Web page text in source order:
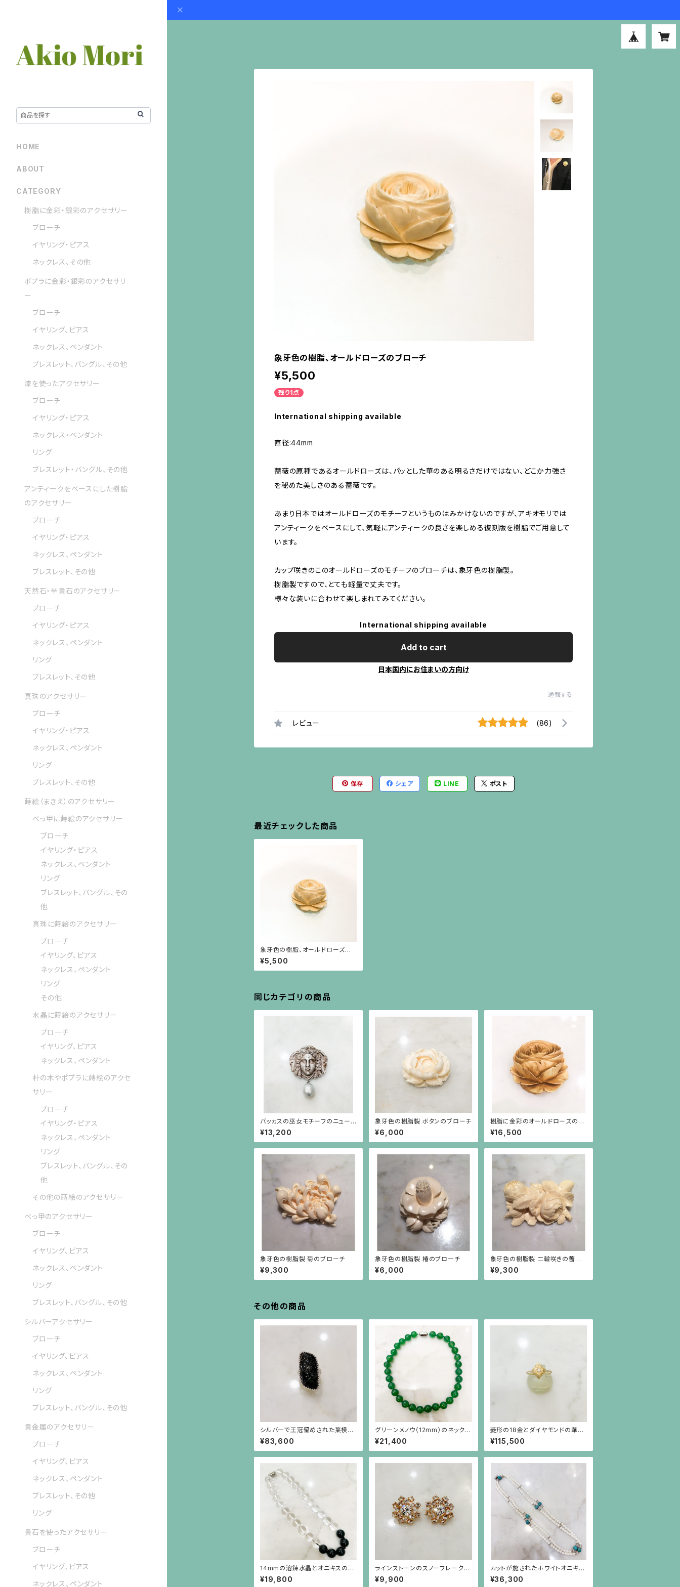
象牙色の樹脂、オールドローズのブローチ
¥5,500
残り1点
International shipping available
直径:44mm
薔薇の原種であるオールドローズは、パッとした華のある明るさだけではない、どこか力強さ
を秘めた美しさのある薔薇です。
あまり日本ではオールドローズのモチーフというものはみかけないのですが、アキオモリでは
アンティークをベースにして、気軽にアンティークの良さを楽しめる復刻版を樹脂でご用意して
います。
カップ咲きのこのオールドローズのモチーフのブローチは、象牙色の樹脂製。
樹脂製ですので、とても軽量で丈夫です。
様々な装いに合わせて楽しまれてみてください。
International shipping available
Add to cart
日本国内にお住まいの方向け
通報する
レビュー (86)
保存 シェア LINE ポスト
最近チェックした商品
象牙色の樹脂、オールドローズの
ブローチ
¥5,500
同じカテゴリの商品
バッカスの巫女モチーフのニューラ
ーヴァカメオの下にバロックパール
が揺れるブローチ
¥13,200
象牙色の樹脂製 ボタンのブローチ
¥6,000
樹脂に金彩のオールドローズのブ
ローチ
¥16,500
象牙色の樹脂製 菊のブローチ
¥9,300
象牙色の樹脂製 椿のブローチ
¥6,000
象牙色の樹脂製 二輪咲きの薔薇
(大)
¥9,300
その他の商品
シルバーで王冠留めされた葉模様
の彫りのトルマリン（17.45ct）のリ
ング
¥83,600
グリーンメノウ（12mm）のネックレ
ス
¥21,400
菱形の18金とダイヤモンドの華奢
なリング（大）
¥115,500
14mmの溶錬水晶とオニキスのネ
ックレス
¥19,800
ラインストーンのスノーフレークの
ような金色ピアス（チタンポスト）
¥9,900
カットが施されたホワイトオニキス
と円盤型の水晶、ロンデル、彫りが
施されたターコイズのロングネッ
¥36,300
HOME
ABOUT
CATEGORY
樹脂に金彩・銀彩のアクセサリー
ブローチ
イヤリング・ピアス
ネックレス、その他
ポプラに金彩・銀彩のアクセサリ
ー
ブローチ
イヤリング、ピアス
ネックレス、ペンダント
ブレスレット、バングル、その他
漆を使ったアクセサリー
ブローチ
イヤリング・ピアス
ネックレス・ペンダント
リング
ブレスレット・バングル、その他
アンティークをベースにした樹脂
のアクセサリー
ブローチ
イヤリング・ピアス
ネックレス、ペンダント
ブレスレット、その他
天然石・半貴石のアクセサリー
ブローチ
イヤリング・ピアス
ネックレス、ペンダント
リング
ブレスレット、その他
真珠のアクセサリー
ブローチ
イヤリング・ピアス
ネックレス、ペンダント
リング
ブレスレット、その他
蒔絵（まきえ）のアクセサリー
べっ甲に蒔絵のアクセサリー
ブローチ
イヤリング・ピアス
ネックレス、ペンダント
リング
ブレスレット、バングル、その
他
真珠に蒔絵のアクセサリー
ブローチ
イヤリング、ピアス
ネックレス、ペンダント
リング
その他
水晶に蒔絵のアクセサリー
ブローチ
イヤリング、ピアス
ネックレス、ペンダント
朴の木やポプラに蒔絵のアクセ
サリー
ブローチ
イヤリング・ピアス
ネックレス、ペンダント
リング
ブレスレット、バングル、その
他
その他の蒔絵のアクセサリー
べっ甲のアクセサリー
ブローチ
イヤリング、ピアス
ネックレス、ペンダント
リング
ブレスレット、バングル、その他
シルバーアクセサリー
ブローチ
イヤリング、ピアス
ネックレス、ペンダント
リング
ブレスレット、バングル、その他
貴金属のアクセサリー
ブローチ
イヤリング、ピアス
ネックレス、ペンダント
ブレスレット、その他
リング
貴石を使ったアクセサリー
ブローチ
イヤリング、ピアス
ネックレス、ペンダント